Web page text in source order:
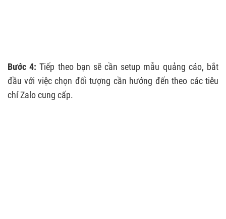
Bước 4:Tiếp theo bạn sẽ cần setup mẫu quảng cáo, bắt
đầu với việc chọn đối tượng cần hướng đến theo các tiêu
chí Zalo cung cấp.